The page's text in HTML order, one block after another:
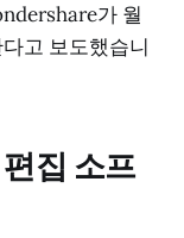
가 월
고 보도했습니
집 소프